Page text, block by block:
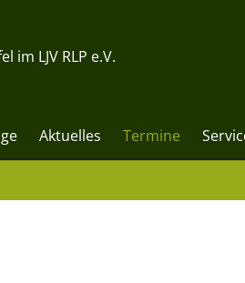
im LJV RLP e.V.
Aktuelles Termine